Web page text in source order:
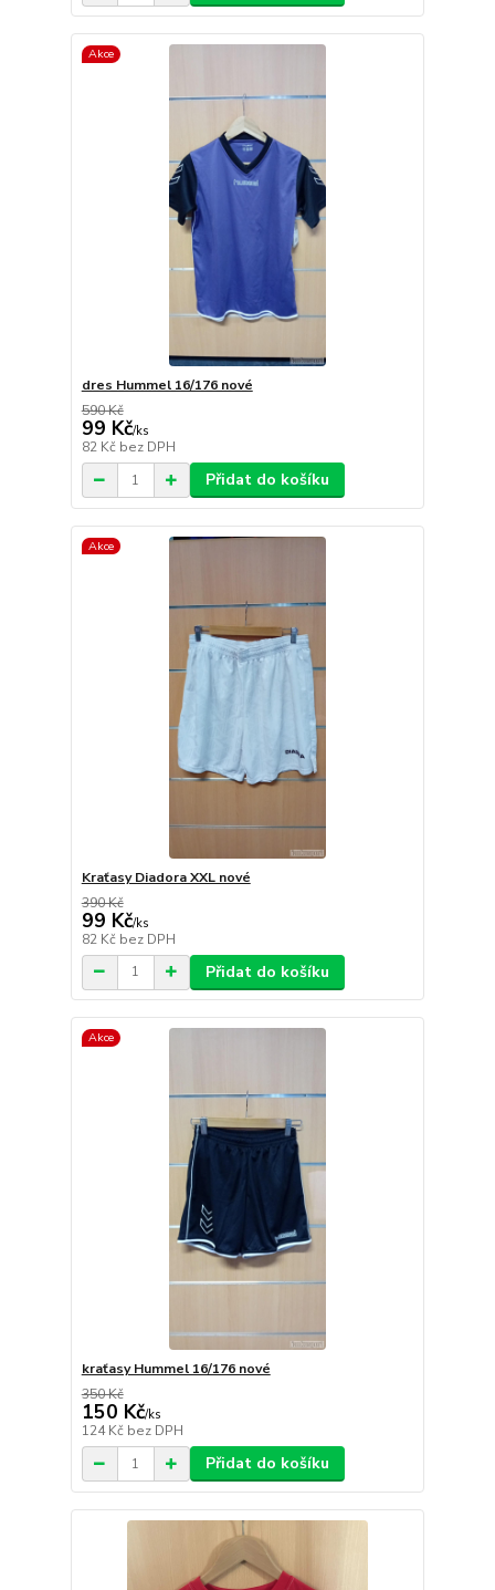
Akce
dres Hummel 16/176 nové
590 Kč
99 Kč/ks
82 Kč bez DPH
Přidat do košíku
Akce
Kraťasy Diadora XXL nové
390 Kč
99 Kč/ks
82 Kč bez DPH
Přidat do košíku
Akce
kraťasy Hummel 16/176 nové
350 Kč
150 Kč/ks
124 Kč bez DPH
Přidat do košíku